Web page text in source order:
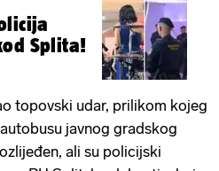
Splita!
topovski udar, prilikom kojeg
javnog gradskog
ali su policijski